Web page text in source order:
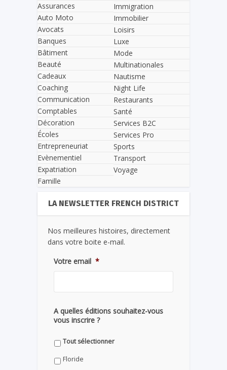
Assurances
Auto Moto
Avocats
Banques
Bâtiment
Beauté
Cadeaux
Coaching
Communication
Comptables
Décoration
Écoles
Entrepreneuriat
Evènementiel
Expatriation
Famille
Immigration
Immobilier
Loisirs
Luxe
Mode
Multinationales
Nautisme
Night Life
Restaurants
Santé
Services B2C
Services Pro
Sports
Transport
Voyage
LA NEWSLETTER FRENCH DISTRICT
Nos meilleures histoires, directement
dans votre boite e-mail.
Votre email *
A quelles éditions souhaitez-vous
vous inscrire ?
Tout sélectionner
Floride